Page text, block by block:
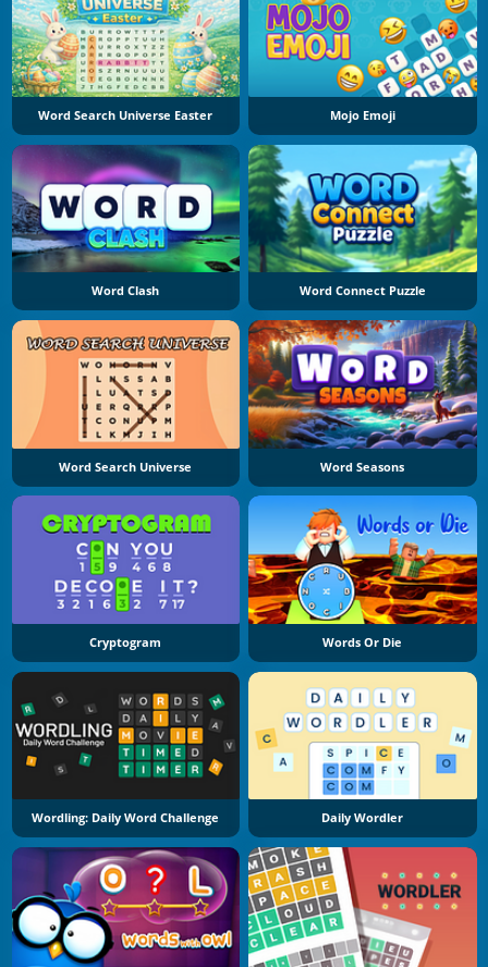
Word Search Universe Easter Mojo Emoji
Word Clash Word Connect Puzzle
Word Search Universe Word Seasons
Cryptogram Words Or Die
Wordling: Daily Word Challenge Daily Wordler